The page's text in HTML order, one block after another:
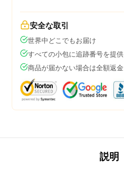
安全な取引
世界中どこでもお届け
すべての小包に追跡番号を提供
商品が届かない場合は全額返金
説明